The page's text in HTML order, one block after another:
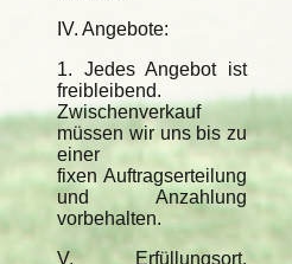
IV. Angebote:
1. Jedes Angebot ist
freibleibend.
Zwischenverkauf
müssen wir uns bis zu
einer
fixen Auftragserteilung
und Anzahlung
vorbehalten.
V. Erfüllungsort,